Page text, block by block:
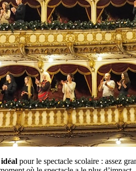
idéal pour le spectacle scolaire : assez